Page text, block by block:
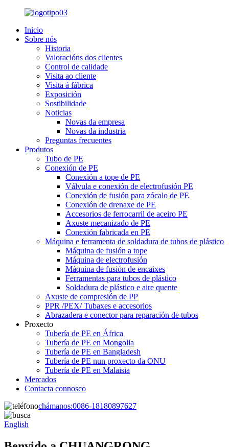
Inicio
Sobre nós
Historia
Valoracións dos clientes
Control de calidade
Visita ao cliente
Visita á fábrica
Exposición
Sostibilidade
Noticias
Novas da empresa
Novas da industria
Preguntas frecuentes
Produtos
Tubo de PE
Conexión de PE
Conexión a tope de PE
Válvula e conexión de electrofusión PE
Conexión de fusión para zócalo de PE
Conexión de drenaxe de PE
Accesorios de ferrocarril de aceiro PE
Axuste mecanizado de PE
Conexión fabricada en PE
Máquina e ferramenta de soldadura de tubos de plástico
Máquina de fusión a tope
Máquina de electrofusión
Máquina de fusión de encaixes
Ferramentas para tubos de plástico
Soldadura de plástico e aire quente
Axuste de compresión de PP
PPR /PEX/ Tubaxes e accesorios
Abrazadera e conector para reparación de tubos
Proxecto
Tubería de PE en África
Tubería de PE en Mongolia
Tubería de PE en Bangladesh
Tubería de PE nun proxecto da ONU
Tubería de PE en Malaisia
Mercados
Contacta connosco
chámanos:0086-18180897627
English